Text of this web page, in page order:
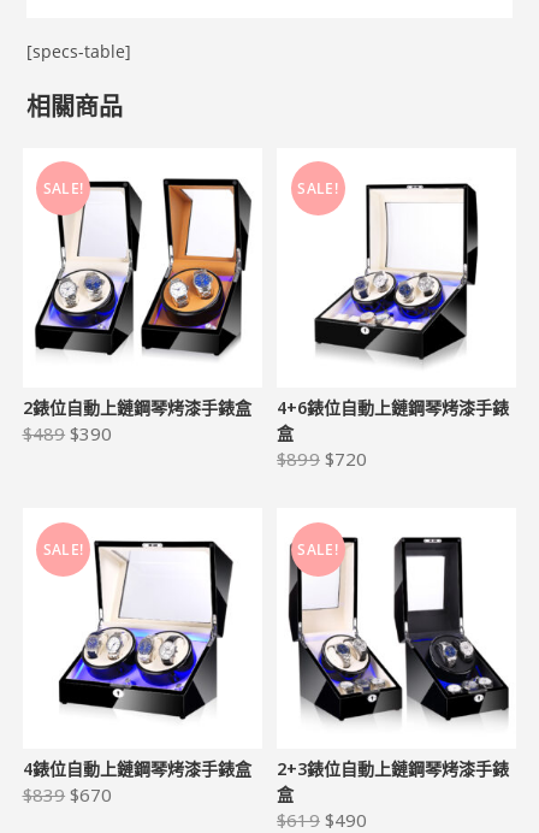
[specs-table]
相關商品
SALE!
2錶位自動上鏈鋼琴烤漆手錶盒
$489 $390
SALE!
4+6錶位自動上鏈鋼琴烤漆手錶
盒
$899 $720
SALE!
4錶位自動上鏈鋼琴烤漆手錶盒
$839 $670
SALE!
2+3錶位自動上鏈鋼琴烤漆手錶
盒
$619 $490